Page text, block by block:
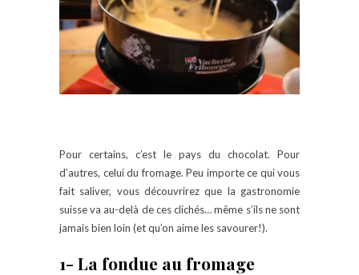
Pour certains, c’est le pays du chocolat. Pour
d’autres, celui du fromage. Peu importe ce qui vous
fait saliver, vous découvrirez que la gastronomie
suisse va au-delà de ces clichés… même s’ils ne sont
jamais bien loin (et qu’on aime les savourer!).
1- La fondue au fromage